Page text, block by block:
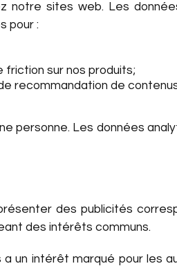
notre sites web. Les
pour :
sur nos produits;
recommandation de
Les données
des publicités
des intérêts communs.
un intérêt marqué pour les